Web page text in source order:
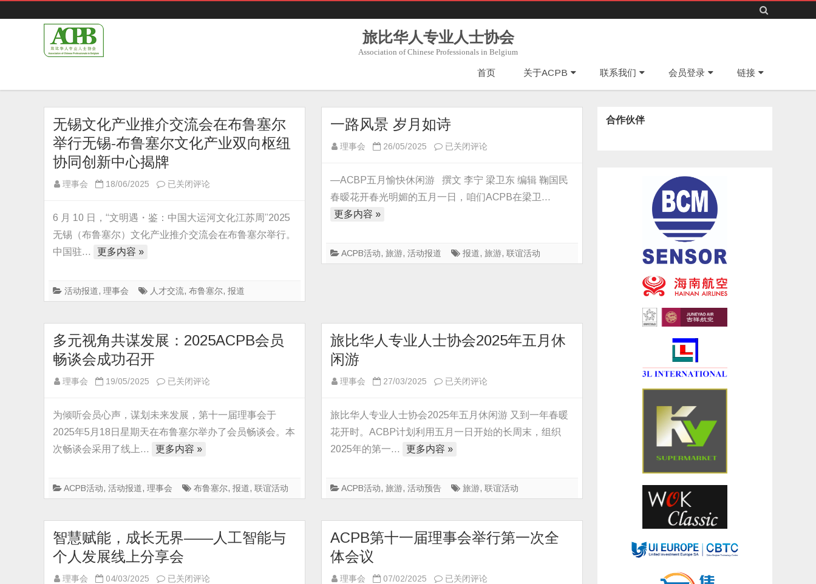
旅比华人专业人士协会
Association of Chinese Professionals in Belgium
to
首页 关于ACPB 联系我们 会员登录 链接
无锡文化产业推介交流会在布鲁塞尔
举行无锡-布鲁塞尔文化产业双向枢纽
协同创新中心揭牌
理事会 18/06/2025
无
文
化
介
会
在
鲁
尔
举
无
布
尔
文
化
产
已关闭评论
6 月 10 日，“文明遇・鉴：中国大运河文化江苏周”2025
无锡（布鲁塞尔）文化产业推介交流会在布鲁塞尔举行。
中国驻…
更多内容 »
活动报道, 理事会 人才交流, 布鲁塞尔, 报道
一路风景 岁月如诗
理事会 26/05/2025
一
风
景
诗
已关闭评论
—ACBP五月愉快休闲游 撰文 李宁 梁卫东 编辑 鞠国民
春暧花开春光明媚的五月一日，咱们ACPB在梁卫…
更多内容 »
ACPB活动,旅游,活动报道 报道,旅游,联谊活动
多元视角共谋发展：2025ACPB会员
畅谈会成功召开
理事会 19/05/2025
多
视
角
谋
展：
员
畅
谈
会
已关闭评论
为倾听会员心声，谋划未来发展，第十一届理事会于
2025年5月18日星期天在布鲁塞尔举办了会员畅谈会。本
次畅谈会采用了线上…
更多内容 »
ACPB活动, 活动报道, 理事会 布鲁塞尔, 报道, 联谊活动
旅比华人专业人士协会2025年五月休
闲游
理事会 27/03/2025
旅
华
人
士
2025
年
月
已关闭评论
旅比华人专业人士协会2025年五月休闲游 又到一年春暖
花开时。ACBP计划利用五月一日开始的长周末，组织
2025年的第一…
更多内容 »
ACPB活动,旅游,活动预告 旅游,联谊活动
智慧赋能，成长无界——人工智能与
个人发展线上分享会
理事会 04/03/2025
智
已关闭评论
ACPB第十一届理事会举行第一次全
体会议
理事会 07/02/2025
ACPB
已关闭评论
合作伙伴